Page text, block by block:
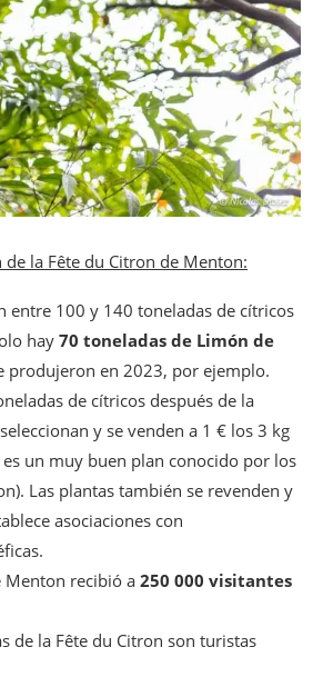
la Fête du Citron de Menton:
entre 100 y 140 toneladas de cítricos
hay 70 toneladas de Limón de
produjeron en 2023, por ejemplo.
de cítricos después de la
y se venden a 1 € los 3 kg
es un muy buen plan conocido por los
Las plantas también se revenden y
asociaciones con
Menton recibió a 250 000 visitantes
de la Fête du Citron son turistas